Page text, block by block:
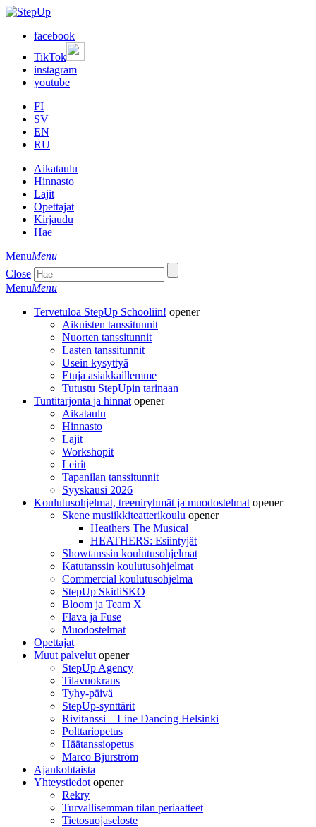
facebook
TikTok
instagram
youtube
FI
SV
EN
RU
Aikataulu
Hinnasto
Lajit
Opettajat
Kirjaudu
Hae
MenuMenu
Close
MenuMenu
Tervetuloa StepUp Schooliin! opener
Aikuisten tanssitunnit
Nuorten tanssitunnit
Lasten tanssitunnit
Usein kysyttyä
Etuja asiakkaillemme
Tutustu StepUpin tarinaan
Tuntitarjonta ja hinnat opener
Aikataulu
Hinnasto
Lajit
Workshopit
Leirit
Tapanilan tanssitunnit
Syyskausi 2026
Koulutusohjelmat, treeniryhmät ja muodostelmat opener
Skene musiikkiteatterikoulu opener
Heathers The Musical
HEATHERS: Esiintyjät
Showtanssin koulutusohjelmat
Katutanssin koulutusohjelmat
Commercial koulutusohjelma
StepUp SkidiSKO
Bloom ja Team X
Flava ja Fuse
Muodostelmat
Opettajat
Muut palvelut opener
StepUp Agency
Tilavuokraus
Tyhy-päivä
StepUp-synttärit
Rivitanssi – Line Dancing Helsinki
Polttariopetus
Häätanssiopetus
Marco Bjurström
Ajankohtaista
Yhteystiedot opener
Rekry
Turvallisemman tilan periaatteet
Tietosuojaseloste